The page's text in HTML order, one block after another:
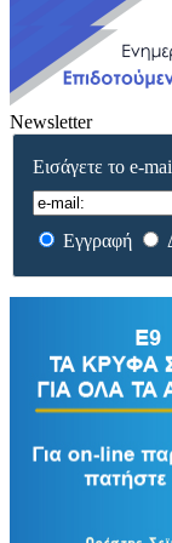
Newsletter
Εισάγετε το e-
Εγγραφή